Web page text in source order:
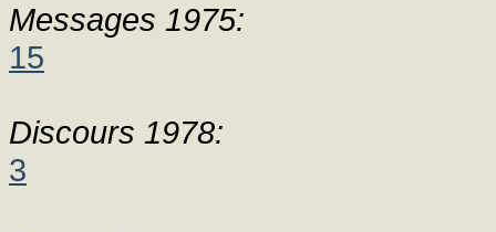
Messages 1975:
15
Discours 1978:
3